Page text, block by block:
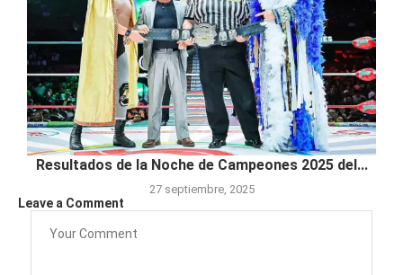
Resultados de la Noche de Campeones 2025 del...
27 septiembre, 2025
Leave a Comment